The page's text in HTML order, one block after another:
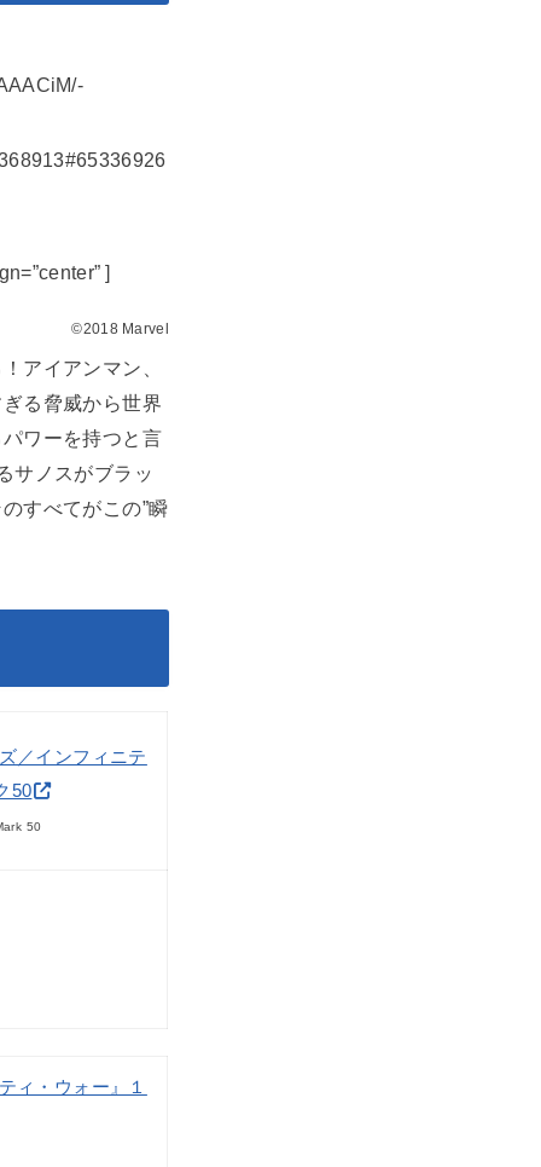
]
©2018 Marvel
アイアンマン、
る脅威から世界
ワーを持つと言
サノスがブラッ
すべてがこの”瞬
／インフィニテ
50
50
ィ・ウォー』１